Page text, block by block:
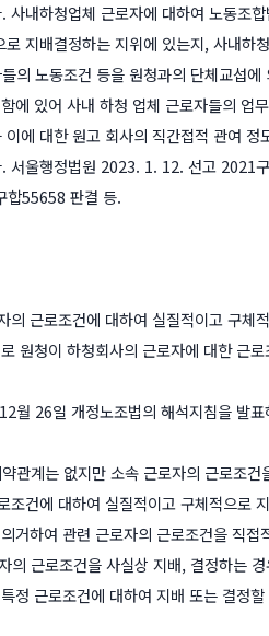
내하청업체 근로자에 대하여 노동조
지배결정하는 지위에 있는지, 사내하
의 노동조건 등을 원청과의 단체교섭
에 있어 사내 하청 업체 근로자들의 업
에 대한 원고 회사의 직간접적 관여 정
서울행정법원 2023. 1. 12. 선고 2021
55658 판결 등.
근로조건에 대하여 실질적이고 구체
원청이 하청회사의 근로자에 대한 근
월 26일 개정노조법의 해석지침을 발
관계는 없지만 소속 근로자의 근로조
건에 대하여 실질적이고 구체적으로
거하여 관련 근로자의 근로조건을 직
의 근로조건을 사실상 지배, 결정하는
정 근로조건에 대하여 지배 또는 결정